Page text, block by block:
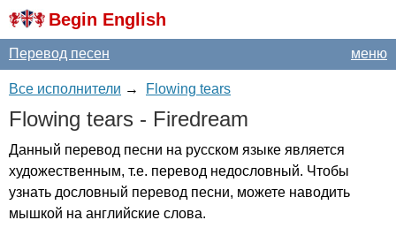
Begin English
меню
Перевод песен
Все исполнители → Flowing tears
Flowing tears - Firedream
Данный перевод песни на русском языке является
художественным, т.е. перевод недословный. Чтобы
узнать дословный перевод песни, можете наводить
мышкой на английские слова.